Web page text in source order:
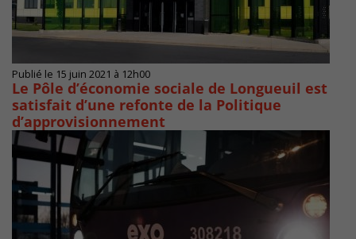
Publié le 15 juin 2021 à 12h00
Le Pôle d’économie sociale de Longueuil est
satisfait d’une refonte de la Politique
d’approvisionnement